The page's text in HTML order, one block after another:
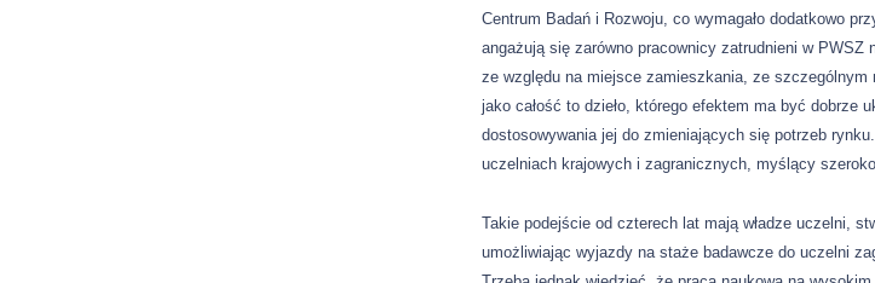
Centrum Badań i Rozwoju, co wymagało dodatkowo
angażują się zarówno pracownicy zatrudnieni w
ze względu na miejsce zamieszkania, ze
jako całość to dzieło, którego efektem ma być dobrze
dostosowywania jej do zmieniających się potrzeb
uczelniach krajowych i zagranicznych, myślący
Takie podejście od czterech lat mają władze uczelni,
umożliwiając wyjazdy na staże badawcze do uczelni